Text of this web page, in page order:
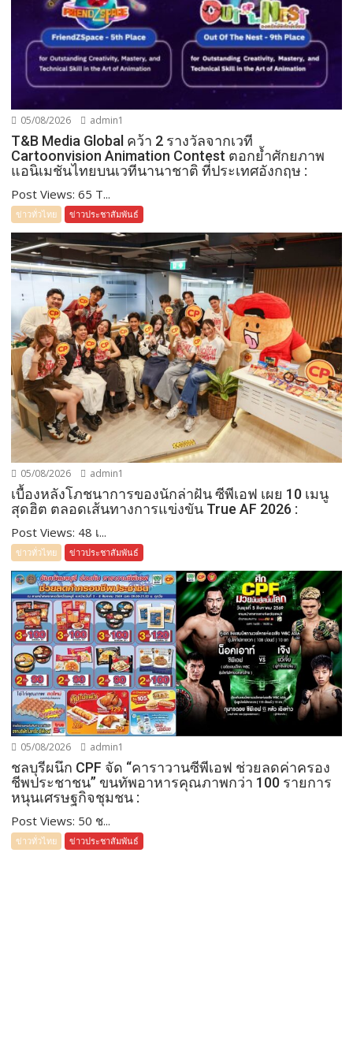
05/08/2026 admin1
T&B Media Global คว้า 2 รางวัลจากเวที
Cartoonvision Animation Contest ตอกย้ำศักยภาพ
แอนิเมชันไทยบนเวทีนานาชาติ ที่ประเทศอังกฤษ :
Post Views: 65 T...
ข่าวทั่วไทย ข่าวประชาสัมพันธ์
05/08/2026 admin1
เบื้องหลังโภชนาการของนักล่าฝัน ซีพีเอฟ เผย 10 เมนู
สุดฮิต ตลอดเส้นทางการแข่งขัน True AF 2026 :
Post Views: 48 เ...
ข่าวทั่วไทย ข่าวประชาสัมพันธ์
05/08/2026 admin1
ชลบุรีผนึก CPF จัด “คาราวานซีพีเอฟ ช่วยลดค่าครอง
ชีพประชาชน” ขนทัพอาหารคุณภาพกว่า 100 รายการ
หนุนเศรษฐกิจชุมชน :
Post Views: 50 ช...
ข่าวทั่วไทย ข่าวประชาสัมพันธ์